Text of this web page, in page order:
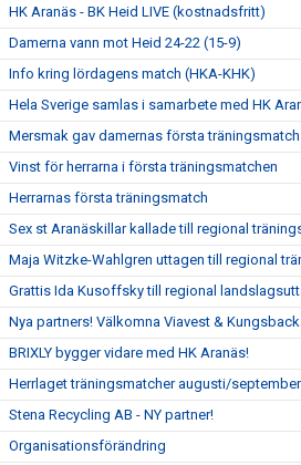
HK Aranäs - BK Heid LIVE (kostnadsfritt)
Damerna vann mot Heid 24-22 (15-9)
Info kring lördagens match (HKA-KHK)
Hela Sverige samlas i samarbete med HK
Mersmak gav damernas första träningsmatch
Vinst för herrarna i första träningsmatchen
Herrarnas första träningsmatch
Sex st Aranäskillar kallade till regional
Maja Witzke-Wahlgren uttagen till regional
Grattis Ida Kusoffsky till regional
Nya partners! Välkomna Viavest &
BRIXLY bygger vidare med HK Aranäs!
Herrlaget träningsmatcher augusti/september
Stena Recycling AB - NY partner!
Organisationsförändring